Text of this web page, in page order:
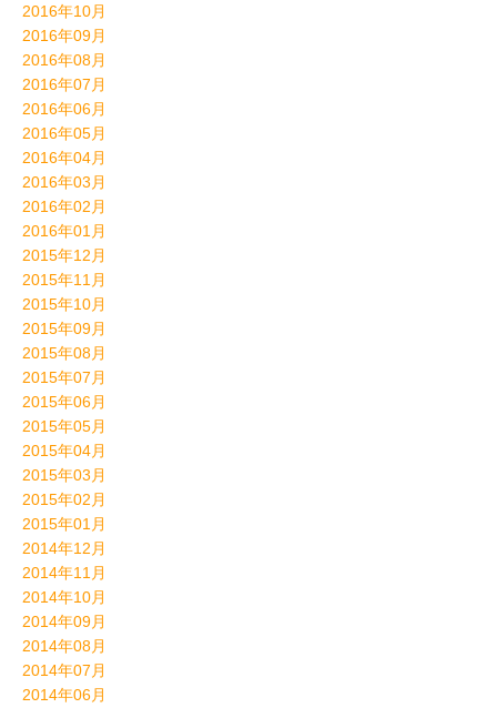
2016年10月
2016年09月
2016年08月
2016年07月
2016年06月
2016年05月
2016年04月
2016年03月
2016年02月
2016年01月
2015年12月
2015年11月
2015年10月
2015年09月
2015年08月
2015年07月
2015年06月
2015年05月
2015年04月
2015年03月
2015年02月
2015年01月
2014年12月
2014年11月
2014年10月
2014年09月
2014年08月
2014年07月
2014年06月